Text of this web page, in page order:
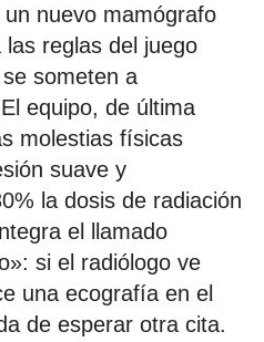
nuevo mamógrafo
reglas del juego
someten a
equipo, de última
molestias físicas
suave y
la dosis de radiación
el llamado
si el radiólogo ve
una ecografía en el
de esperar otra cita.